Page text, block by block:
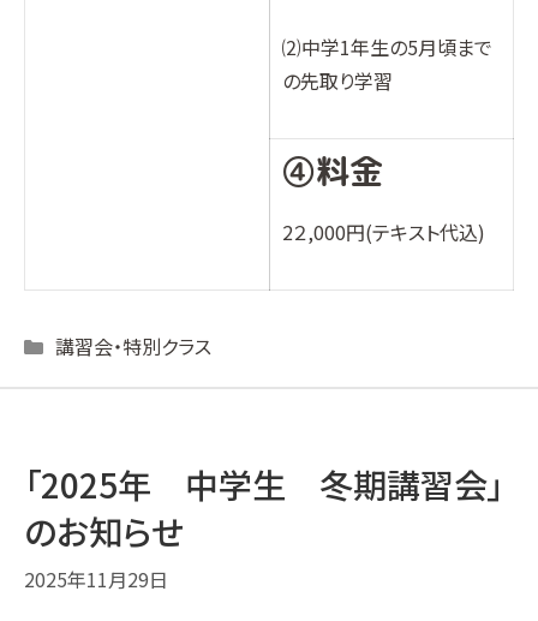
⑵中学1年生の5月頃まで
の先取り学習
④料金
2２,000円(テキスト代込)
Categories
講習会・特別クラス
「2025年 中学生 冬期講習会」
のお知らせ
2025年11月29日